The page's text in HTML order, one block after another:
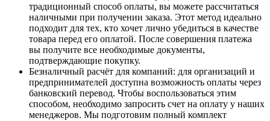
традиционный способ оплаты, вы можете рассчитаться
наличными при получении заказа. Этот метод идеально
подходит для тех, кто хочет лично убедиться в качестве
товара перед его оплатой. После совершения платежа
вы получите все необходимые документы,
подтверждающие покупку.
Безналичный расчёт для компаний: для организаций и
предпринимателей доступна возможность оплаты через
банковский перевод. Чтобы воспользоваться этим
способом, необходимо запросить счет на оплату у наших
менеджеров. Мы подготовим полный комплект